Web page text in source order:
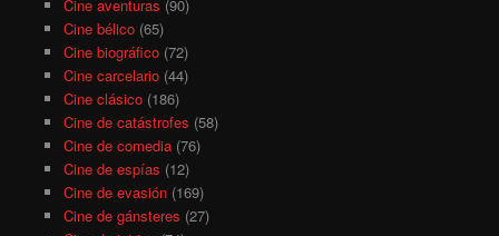
Cine aventuras (90)
Cine bélico(65)
Cine biográfico(72)
Cine carcelario(44)
Cine clásico(186)
Cine de catástrofes (58)
Cine de comedia(76)
Cine de espías (12)
Cine de evasión(169)
Cine de gánsteres (27)